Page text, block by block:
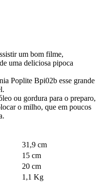
um bom filme,
uma deliciosa pipoca
Poplite Bpi02b esse grande
ou gordura para o preparo,
o milho, que em poucos
31,9 cm
15 cm
20 cm
1,1 Kg